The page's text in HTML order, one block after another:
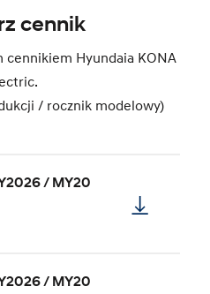
cennik
cennikiem Hyundaia KONA
/ rocznik modelowy)
/ MY20
/ MY20